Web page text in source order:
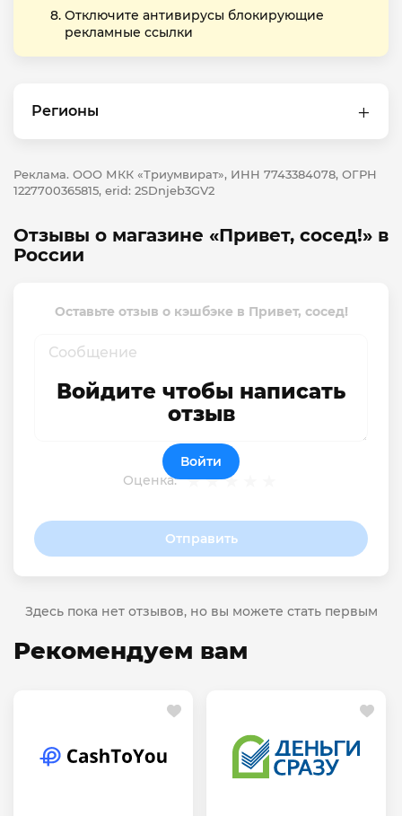
Отключите антивирусы блокирующие
рекламные ссылки
Регионы
Реклама. ООО МКК «Триумвират», ИНН 7743384078, ОГРН
1227700365815, erid: 2SDnjeb3GV2
Отзывы о магазине «Привет, сосед!» в
России
Оставьте отзыв о кэшбэке в Привет, сосед!
Оценка:
Отправить
Войдите чтобы написать
отзыв
Войти
Здесь пока нет отзывов, но вы можете стать первым
Рекомендуем вам